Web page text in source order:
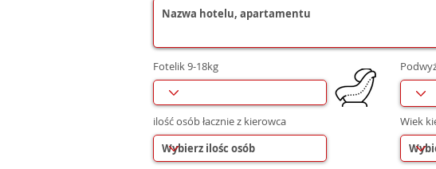
Fotelik 9-18kg
ilość osób łacznie z kierowca Wiek